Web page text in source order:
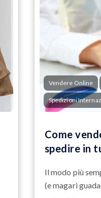
Vendere Online
Spedizioni
Come
spedire in
Il modo più
(e magari